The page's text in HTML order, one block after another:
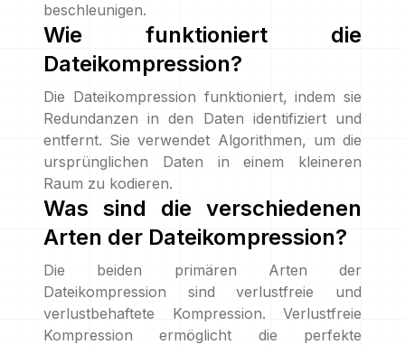
beschleunigen.
Wie funktioniert die
Dateikompression?
Die Dateikompression funktioniert, indem sie
Redundanzen in den Daten identifiziert und
entfernt. Sie verwendet Algorithmen, um die
ursprünglichen Daten in einem kleineren
Raum zu kodieren.
Was sind die verschiedenen
Arten der Dateikompression?
Die beiden primären Arten der
Dateikompression sind verlustfreie und
verlustbehaftete Kompression. Verlustfreie
Kompression ermöglicht die perfekte